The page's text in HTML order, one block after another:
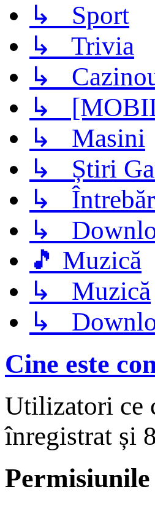
↳ Sport
↳ Trivia
↳
↳
↳ Masini
↳ Știri
↳
↳
🎵 Muzică
↳ Muzică
↳
Cine este
Utilizatori ce
înregistrat și